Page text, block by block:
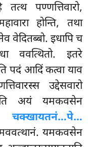
पण्णत्तिवारो,
होन्ति, तथा
वेदितब्बो. इधापि च
ववत्थितो. इतरे
पदं आदिं कत्वा याव
उद्देसवारो
अयं यमकवसेन
चक्खायतनं…पे…
यमकवसेन